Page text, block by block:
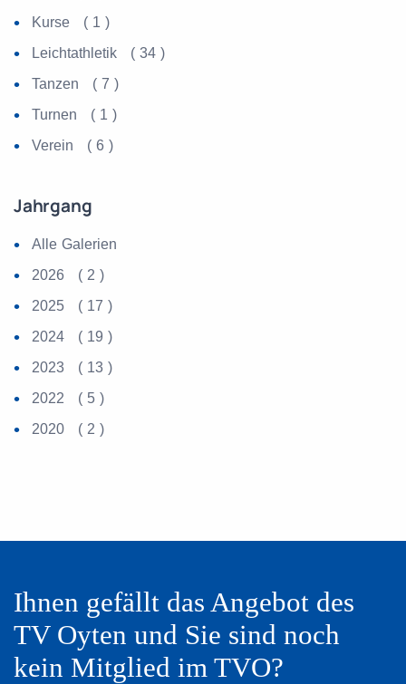
Kurse ( 1 )
Leichtathletik ( 34 )
Tanzen ( 7 )
Turnen ( 1 )
Verein ( 6 )
Jahrgang
Alle Galerien
2026 ( 2 )
2025 ( 17 )
2024 ( 19 )
2023 ( 13 )
2022 ( 5 )
2020 ( 2 )
Ihnen gefällt das Angebot des
TV Oyten und Sie sind noch
kein Mitglied im TVO?